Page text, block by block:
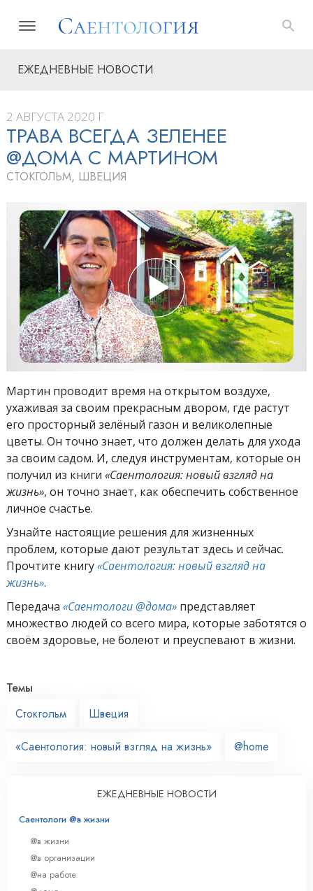
ЕЖЕДНЕВНЫЕ НОВОСТИ
2 АВГУСТА 2020 Г.
ТРАВА ВСЕГДА ЗЕЛЕНЕЕ
@ДОМА С МАРТИНОМ
СТОКГОЛЬМ, ШВЕЦИЯ
Мартин проводит время на открытом воздухе,
ухаживая за своим прекрасным двором, где растут
его просторный зелёный газон и великолепные
цветы. Он точно знает, что должен делать для ухода
за своим садом. И, следуя инструментам, которые он
получил из книги «Саентология: новый взгляд на
жизнь», он точно знает, как обеспечить собственное
личное счастье.
Узнайте настоящие решения для жизненных
проблем, которые дают результат здесь и сейчас.
Прочтите книгу«Саентология: новый взгляд на
жизнь».
Передача «Саентологи @дома» представляет
множество людей со всего мира, которые заботятся о
своём здоровье, не болеют и преуспевают в жизни.
Темы
Стокгольм
Швеция
«Саентология: новый взгляд на жизнь» @home
ЕЖЕДНЕВНЫЕ НОВОСТИ
Саентологи @в жизни
@в жизни
@в организации
@на работе